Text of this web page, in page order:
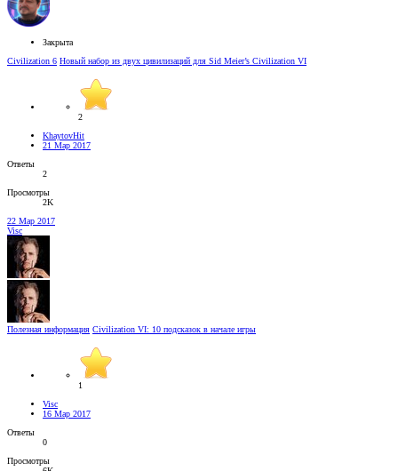
Закрыта
Civilization 6 Новый набор из двух цивилизаций для Sid Meier’s Civilization VI
2
KhaytovHit
21 Мар 2017
Ответы
2
Просмотры
2K
22 Мар 2017
Visc
Полезная информация Civilization VI: 10 подсказок в начале игры
1
Visc
16 Мар 2017
Ответы
0
Просмотры